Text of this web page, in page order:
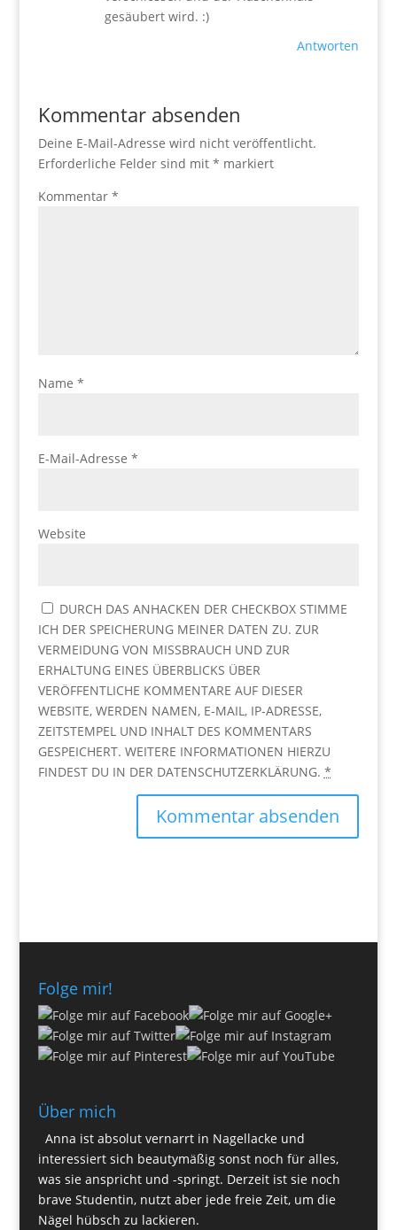
gesäubert wird. :)
Antworten
Kommentar absenden
Deine E-Mail-Adresse wird nicht veröffentlicht.
Erforderliche Felder sind mit * markiert
Kommentar *
Name *
E-Mail-Adresse *
Website
DURCH DAS ANHACKEN DER CHECKBOX STIMME
ICH DER SPEICHERUNG MEINER DATEN ZU. ZUR
VERMEIDUNG VON MISSBRAUCH UND ZUR
ERHALTUNG EINES ÜBERBLICKS ÜBER
VERÖFFENTLICHE KOMMENTARE AUF DIESER
WEBSITE, WERDEN NAMEN, E-MAIL, IP-ADRESSE,
ZEITSTEMPEL UND INHALT DES KOMMENTARS
GESPEICHERT. WEITERE INFORMATIONEN HIERZU
FINDEST DU IN DER DATENSCHUTZERKLÄRUNG. *
Folge mir!
Über mich
Anna ist absolut vernarrt in Nagellacke und
interessiert sich beautymäßig sonst noch für alles,
was sie anspricht und -springt. Derzeit ist sie noch
brave Studentin, nutzt aber jede freie Zeit, um die
Nägel hübsch zu lackieren.